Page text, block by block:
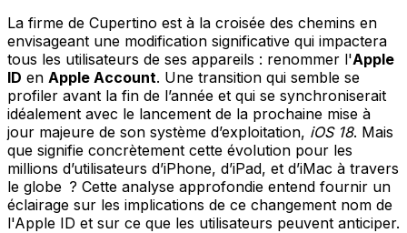
La firme de Cupertino est à la croisée des chemins en
envisageant une modification significative qui impactera
tous les utilisateurs de ses appareils : renommer l'Apple
ID en Apple Account. Une transition qui semble se
profiler avant la fin de l’année et qui se synchroniserait
idéalement avec le lancement de la prochaine mise à
jour majeure de son système d’exploitation, iOS 18. Mais
que signifie concrètement cette évolution pour les
millions d’utilisateurs d’iPhone, d’iPad, et d’iMac à travers
le globe ? Cette analyse approfondie entend fournir un
éclairage sur les implications de ce changement nom de
l'Apple ID et sur ce que les utilisateurs peuvent anticiper.